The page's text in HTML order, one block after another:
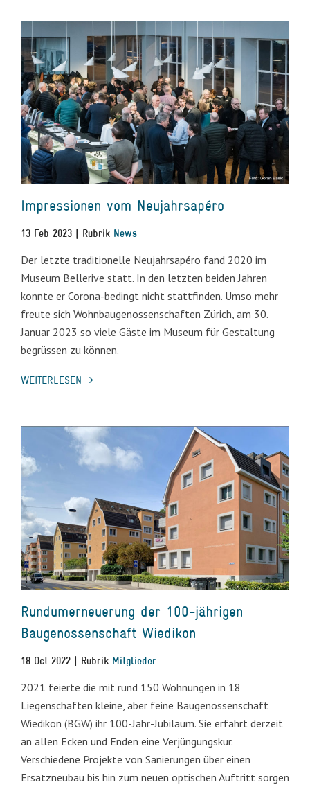
Impressionen vom Neujahrsapéro
13 Feb 2023 | Rubrik News
Der letzte traditionelle Neujahrsapéro fand 2020 im
Museum Bellerive statt. In den letzten beiden Jahren
konnte er Corona-bedingt nicht stattfinden. Umso mehr
freute sich Wohnbaugenossenschaften Zürich, am 30.
Januar 2023 so viele Gäste im Museum für Gestaltung
begrüssen zu können.
WEITERLESEN
Rundumerneuerung der 100-jährigen
Baugenossenschaft Wiedikon
18 Oct 2022 | Rubrik Mitglieder
2021 feierte die mit rund 150 Wohnungen in 18
Liegenschaften kleine, aber feine Baugenossenschaft
Wiedikon (BGW) ihr 100-Jahr-Jubiläum. Sie erfährt derzeit
an allen Ecken und Enden eine Verjüngungskur.
Verschiedene Projekte von Sanierungen über einen
Ersatzneubau bis hin zum neuen optischen Auftritt sorgen